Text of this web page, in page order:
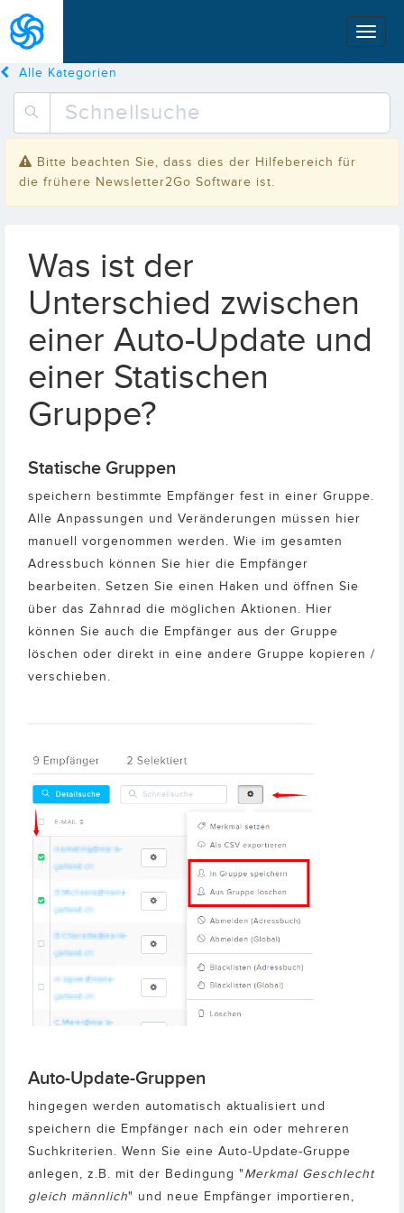
Alle Kategorien
Bitte beachten Sie, dass dies der Hilfebereich für
die frühere Newsletter2Go Software ist.
Was ist der
Unterschied zwischen
einer Auto-Update und
einer Statischen
Gruppe?
Statische Gruppen
speichern bestimmte Empfänger fest in einer Gruppe.
Alle Anpassungen und Veränderungen müssen hier
manuell vorgenommen werden. Wie im gesamten
Adressbuch können Sie hier die Empfänger
bearbeiten. Setzen Sie einen Haken und öffnen Sie
über das Zahnrad die möglichen Aktionen. Hier
können Sie auch die Empfänger aus der Gruppe
löschen oder direkt in eine andere Gruppe kopieren /
verschieben.
Auto-Update-Gruppen
hingegen werden automatisch aktualisiert und
speichern die Empfänger nach ein oder mehreren
Suchkriterien. Wenn Sie eine Auto-Update-Gruppe
anlegen, z.B. mit der Bedingung "Merkmal Geschlecht
gleich männlich" und neue Empfänger importieren,